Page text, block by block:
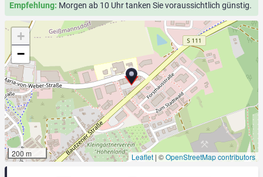
Empfehlung: Morgen ab 10 Uhr tanken Sie voraussichtlich günstig.
+
−
200 m Leaflet | ©OpenStreetMap contributors